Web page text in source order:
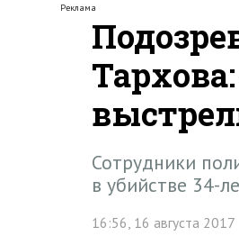
Реклама
Сотрудники
в убийстве 34-
16:56, 16 августа 2017